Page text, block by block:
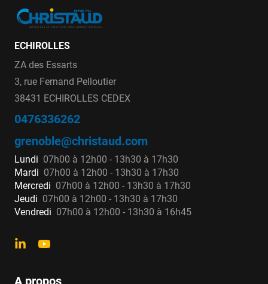
ECHIROLLES
ZA des Essarts
3, rue Fernand Pelloutier
38431 ECHIROLLES CEDEX
0476336262
grenoble@christaud.com
Lundi 07h00 à 12h00 - 13h30 à 17h30
Mardi 07h00 à 12h00 - 13h30 à 17h30
Mercredi 07h00 à 12h00 - 13h30 à 17h30
Jeudi 07h00 à 12h00 - 13h30 à 17h30
Vendredi 07h00 à 12h00 - 13h30 à 16h45
A propos